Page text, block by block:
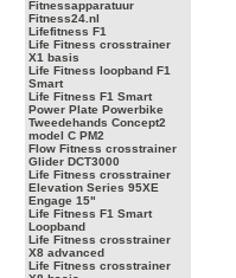
Fitnessapparatuur
Fitness24.nl
Lifefitness F1
Life Fitness crosstrainer
X1 basis
Life Fitness loopband F1
Smart
Life Fitness F1 Smart
Power Plate Powerbike
Tweedehands Concept2
model C PM2
Flow Fitness crosstrainer
Glider DCT3000
Life Fitness crosstrainer
Elevation Series 95XE
Engage 15"
Life Fitness F1 Smart
Loopband
Life Fitness crosstrainer
X8 advanced
Life Fitness crosstrainer